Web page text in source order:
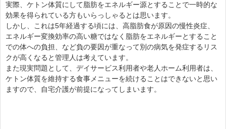
実際、ケトン体質にして脂肪をエネルギー源とすることで一時的な
効果を得られている方もいらっしゃるとは思います。
しかし、これは5年経過する頃には、高脂肪食が原因の慢性炎症、
エネルギー変換効率の高い糖ではなく脂肪をエネルギーとすること
での体への負担、など負の要因が重なって別の病気を発症するリス
クが高くなると管理人は考えています。
また現実問題として、デイサービス利用者や老人ホーム利用者は、
ケトン体質を維持する食事メニューを続けることはできないと思い
ますので、自宅介護が前提になってしまいます。